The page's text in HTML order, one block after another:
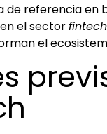
de referencia en
el sector
el